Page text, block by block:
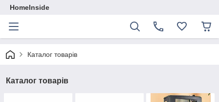
HomeInside
Каталог товарiв
Каталог товарiв